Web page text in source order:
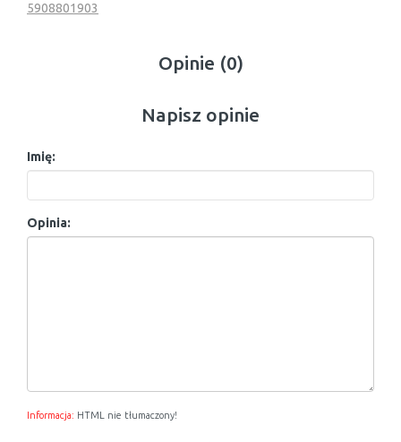
5908801903
Opinie (0)
Napisz opinie
Imię:
Opinia:
Informacja: HTML nie tłumaczony!